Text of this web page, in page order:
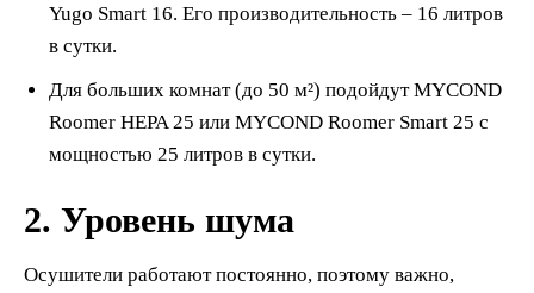
Yugo Smart 16. Его производительность – 16 литров
в сутки.
Для больших комнат (до 50 м²) подойдут MYCOND
Roomer HEPA 25 или MYCOND Roomer Smart 25 с
мощностью 25 литров в сутки.
2. Уровень шума
Осушители работают постоянно, поэтому важно,